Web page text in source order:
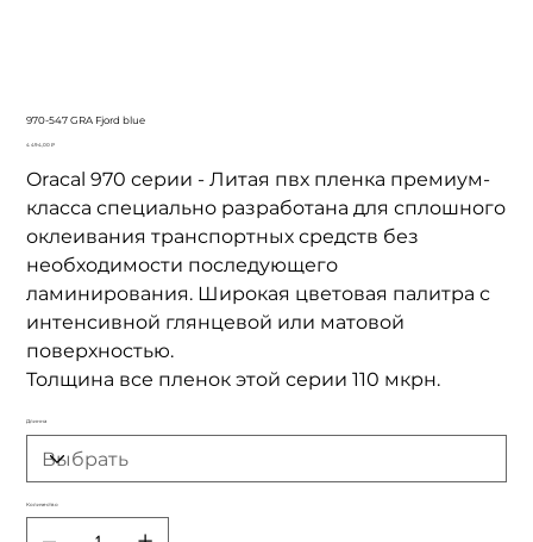
970-547 GRA Fjord blue
Цена
4 494,00 ₽
Oracal 970 серии - Литая пвх пленка премиум-
класса специально разработана для сплошного
оклеивания транспортных средств без
необходимости последующего
ламинирования. Широкая цветовая палитра с
интенсивной глянцевой или матовой
поверхностью.
Толщина все пленок этой серии 110 мкрн.
Длинна
Количество